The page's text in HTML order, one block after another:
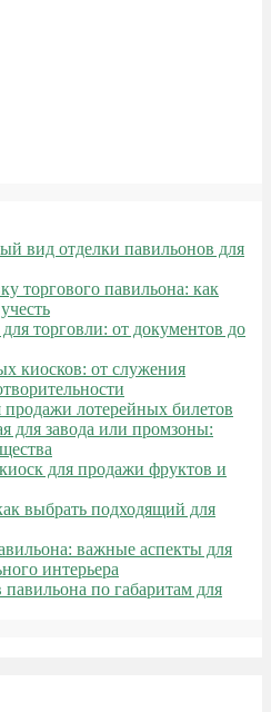
вид отделки павильонов для
торгового павильона: как
торговли: от документов до
киосков: от служения
лотерейных билетов
для завода или промзоны:
для продажи фруктов и
выбрать подходящий для
важные аспекты для
интерьера
по габаритам для